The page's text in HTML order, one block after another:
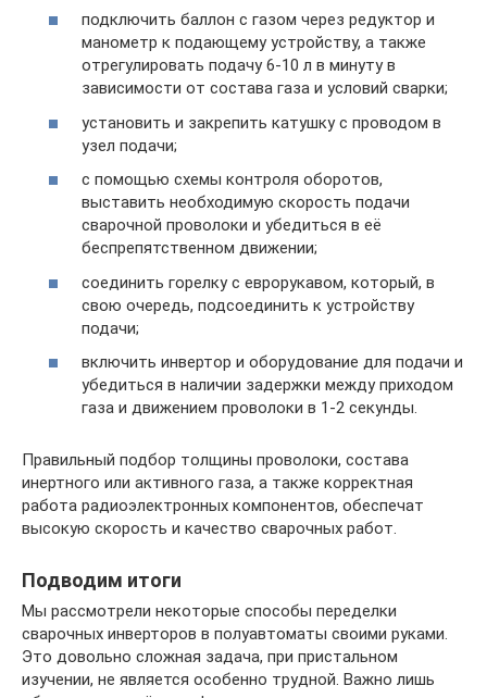
подключить баллон с газом через редуктор и
манометр к подающему устройству, а также
отрегулировать подачу 6-10 л в минуту в
зависимости от состава газа и условий сварки;
установить и закрепить катушку с проводом в
узел подачи;
с помощью схемы контроля оборотов,
выставить необходимую скорость подачи
сварочной проволоки и убедиться в её
беспрепятственном движении;
соединить горелку с еврорукавом, который, в
свою очередь, подсоединить к устройству
подачи;
включить инвертор и оборудование для подачи и
убедиться в наличии задержки между приходом
газа и движением проволоки в 1-2 секунды.
Правильный подбор толщины проволоки, состава
инертного или активного газа, а также корректная
работа радиоэлектронных компонентов, обеспечат
высокую скорость и качество сварочных работ.
Подводим итоги
Мы рассмотрели некоторые способы переделки
сварочных инверторов в полуавтоматы своими руками.
Это довольно сложная задача, при пристальном
изучении, не является особенно трудной. Важно лишь